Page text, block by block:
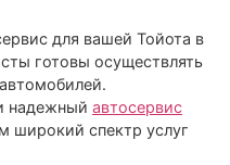
для вашей Тойота в
готовы осуществлять
надежный автосервис
широкий спектр услуг